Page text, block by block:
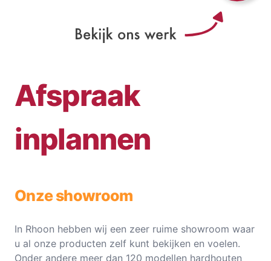
Afspraak
inplannen
Onze showroom
In Rhoon hebben wij een zeer ruime showroom waar
u al onze producten zelf kunt bekijken en voelen.
Onder andere meer dan 120 modellen hardhouten